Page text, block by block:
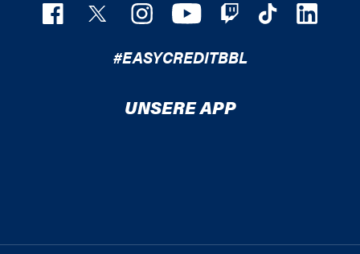
#EASYCREDITBBL
UNSERE APP